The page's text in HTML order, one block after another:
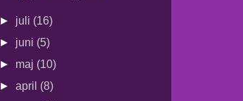
► juli (16)
► juni (5)
► maj (10)
►april (8)